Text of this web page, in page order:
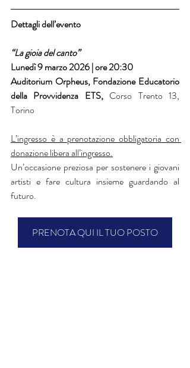
Dettagli dell’evento
“La gioia del canto”
Lunedì 9 marzo 2026 | ore 20:30
Auditorium Orpheus, Fondazione Educatorio
della Provvidenza ETS, Corso Trento 13,
Torino
L’ingresso è a prenotazione obbligatoria con
donazione libera all’ingresso.
Un’occasione preziosa per sostenere i giovani
artisti e fare cultura insieme guardando al
futuro.
PRENOTA QUI IL TUO POSTO